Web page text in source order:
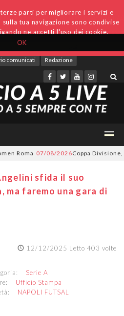
OK
parti per migliorare i servizi e
tua navigazione sono condivise
ne accetti l'uso dei cookie.
comunicati Redazione
07/08/2026Coppa Divisione, si
sfida il suo
ma faremo una gara di
12/12/2025 Letto 403 volte
Serie A
Ufficio Stampa
NAPOLI FUTSAL